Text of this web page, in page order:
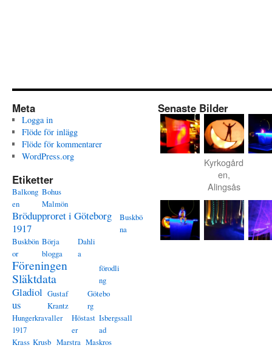
Meta
Logga in
Flöde för inlägg
Flöde för kommentarer
WordPress.org
Etiketter
Balkong
en
Bohus
Malmön
Brödupproret i Göteborg
1917
Buskbö
na
Buskbön
or
Börja
blogga
Dahli
a
Föreningen
Släktdata
förodli
ng
Gladiol
us
Gustaf
Krantz
Götebo
rg
Hungerkravaller
1917
Höstast
er
Isbergssall
ad
Krass Krusb Marstra Maskros
Senaste Bilder
Kyrkogård
en,
Alingsås